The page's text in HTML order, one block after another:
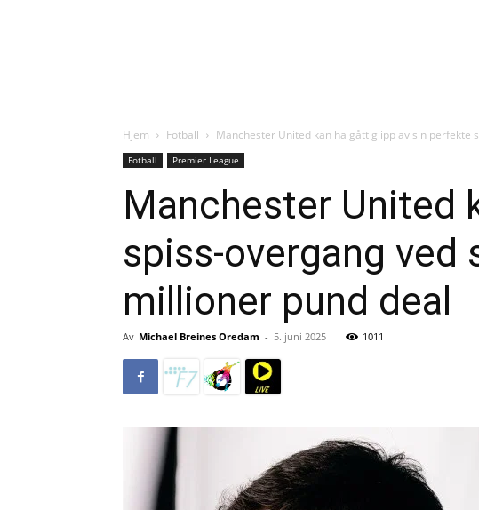
Hjem Fotball Manchester United kan ha gått glipp av sin perfekte
Fotball Premier League
Manchester United
spiss-overgang ved
millioner pund deal
Av Michael Breines Oredam - 5. juni 2025 1011